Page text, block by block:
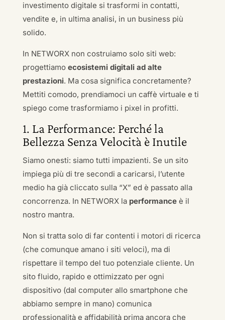
investimento digitale si trasformi in contatti,
vendite e, in ultima analisi, in un business più
solido.
In NETWORX non costruiamo solo siti web:
progettiamo ecosistemi digitali ad alte
prestazioni. Ma cosa significa concretamente?
Mettiti comodo, prendiamoci un caffè virtuale e ti
spiego come trasformiamo i pixel in profitti.
1. La Performance: Perché la
Bellezza Senza Velocità è Inutile
Siamo onesti: siamo tutti impazienti. Se un sito
impiega più di tre secondi a caricarsi, l’utente
medio ha già cliccato sulla “X” ed è passato alla
concorrenza. In NETWORX la performanceè il
nostro mantra.
Non si tratta solo di far contenti i motori di ricerca
(che comunque amano i siti veloci), ma di
rispettare il tempo del tuo potenziale cliente. Un
sito fluido, rapido e ottimizzato per ogni
dispositivo (dal computer allo smartphone che
abbiamo sempre in mano) comunica
professionalità e affidabilità prima ancora che